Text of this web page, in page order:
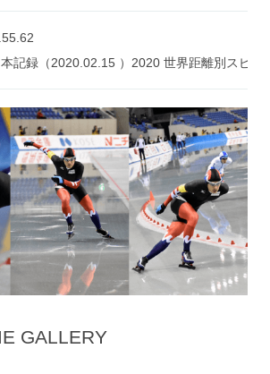
記録（2020.02.15 ）2020 世界距離別スピー
GALLERY